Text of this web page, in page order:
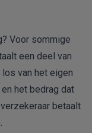
Voor sommige
een deel van
van het eigen
het bedrag dat
betaalt